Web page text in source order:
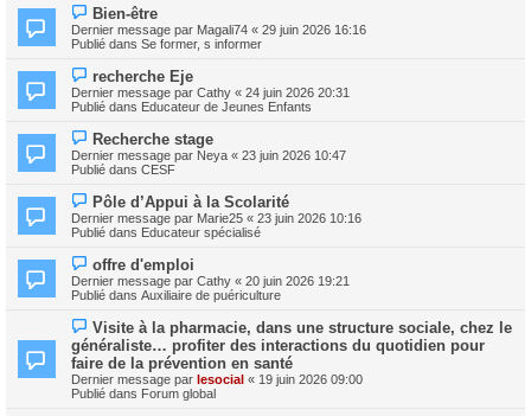
es
s
a
a
u
m
s
s
a
e
N
o
u
v
a
u
m
s
s
a
e
Bien-être
Dernier message par Magali74 « 29 juin 2026 16:16
Publié dans Se former, s informer
N
o
u
v
a
u
m
s
s
a
recherche Eje
Dernier message par Cathy « 24 juin 2026 20:31
Publié dans Educateur de Jeunes Enfants
N
o
u
v
a
u
m
s
s
a
e
Recherche stage
Dernier message par Neya « 23 juin 2026 10:47
Publié dans CESF
N
o
u
v
a
u
m
s
s
a
g
e
Pôle d’Appui à la Scolarité
Dernier message par Marie25 « 23 juin 2026 10:16
Publié dans Educateur spécialisé
N
o
u
v
a
u
m
e
s
s
offre d'emploi
Dernier message par Cathy « 20 juin 2026 19:21
Publié dans Auxiliaire de puériculture
N
u
v
e
a
Visite à la pharmacie, dans une structure sociale, chez le
généraliste… profiter des interactions du quotidien pour
faire de la prévention en santé
Dernier message par lesocial « 19 juin 2026 09:00
Publié dans Forum global